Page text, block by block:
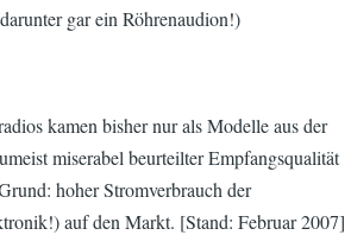
gar ein Röhrenaudion!)
kamen bisher nur als Modelle aus der
miserabel beurteilter Empfangsqualität
hoher Stromverbrauch der
auf den Markt. [Stand: Februar 2007]